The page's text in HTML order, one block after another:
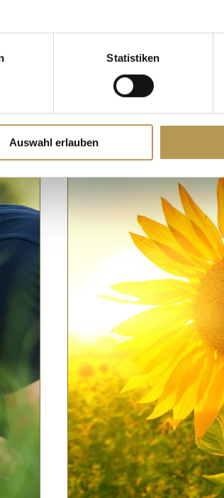
Statistiken
Auswahl erlauben
DETAILS